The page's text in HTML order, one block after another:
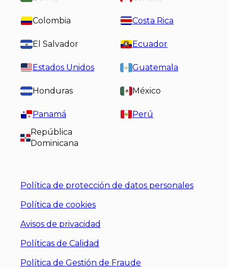
Colombia Costa Rica
El Salvador Ecuador
Estados Unidos Guatemala
Honduras México
Panamá
Perú
República
Dominicana
Política de protección de datos personales
Política de cookies
Avisos de privacidad
Políticas de Calidad
Política de Gestión de Fraude